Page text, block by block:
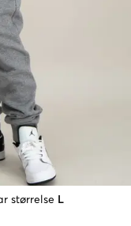
størrelse L